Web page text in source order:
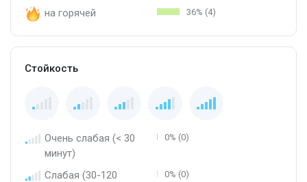
на горячей 36% (4)
Стойкость
Очень слабая (< 30
минут)
0% (0)
Слабая (30-120
0% (0)